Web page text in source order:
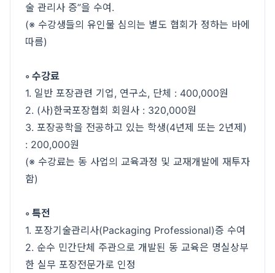
술 관리사 증”을 수여.
(※ 수강생들의 유인물 심의는 별도 협회가 정하는 바에
따름)
◦ 수강료
1. 일반 포장관련 기업, 연구소, 단체 : 400,000원
2. (사)한국포장협회 회원사 : 320,000원
3. 포장공학을 전공하고 있는 학생(4년제 또는 2년제)
: 200,000원
(※ 수강료는 동 사업의 교육과정 및 교재개발에 재투자
함)
◦ 특전
1. 포장기술관리사(Packaging Professional)증 수여
2. 순수 민간단체 주관으로 개발된 동 교육은 명실상부
한 실무 포장전문가로 인정